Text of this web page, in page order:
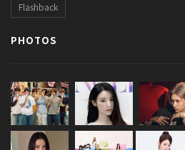
Flashback
PHOTOS